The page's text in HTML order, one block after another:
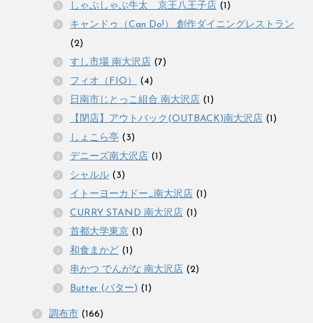
しゃぶしゃぶ牛太 京王八王子店 (1)
キャンドゥ（Can Do!） 創作ダイニングレストラン
(2)
すし市場 南大沢店 (7)
フィオ（FIO）
(4)
日南市じとっこ組合 南大沢店 (1)
【閉店】アウトバック(OUTBACK)南大沢店 (1)
しょこら亭 (3)
デニーズ南大沢店 (1)
シャルル (3)
イトーヨーカドー_南大沢店 (1)
CURRY STAND 南大沢店 (1)
首都大学東京 (1)
和食まかど (1)
串かつ でんがな 南大沢店 (2)
Butter (バター) (1)
調布市 (166)